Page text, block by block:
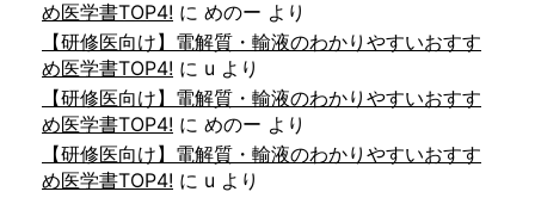
め医学書TOP4! に めのー より
【研修医向け】電解質・輸液のわかりやすいおすす
め医学書TOP4! に u より
【研修医向け】電解質・輸液のわかりやすいおすす
め医学書TOP4! に めのー より
【研修医向け】電解質・輸液のわかりやすいおすす
め医学書TOP4! に u より